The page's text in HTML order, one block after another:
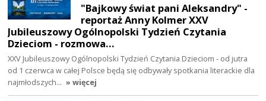
"Bajkowy świat pani Aleksandry" -
reportaż Anny Kolmer XXV
Jubileuszowy Ogólnopolski Tydzień Czytania
Dzieciom - rozmowa…
XXV Jubileuszowy Ogólnopolski Tydzień Czytania Dzieciom - od jutra
od 1 czerwca w całej Polsce będą się odbywały spotkania literackie dla
najmłodszych… » więcej